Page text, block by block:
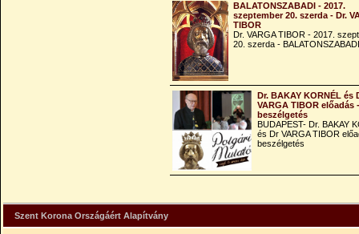
BALATONSZABADI - 2017.
szeptember 20. szerda - Dr.
TIBOR
Dr. VARGA TIBOR - 2017.
20. szerda - BALATONSZABADI
Dr. BAKAY KORNÉL és
VARGA TIBOR előadás -
beszélgetés
BUDAPEST- Dr. BAKAY
és Dr VARGA TIBOR
beszélgetés
Szent Korona Országáért Alapítvány